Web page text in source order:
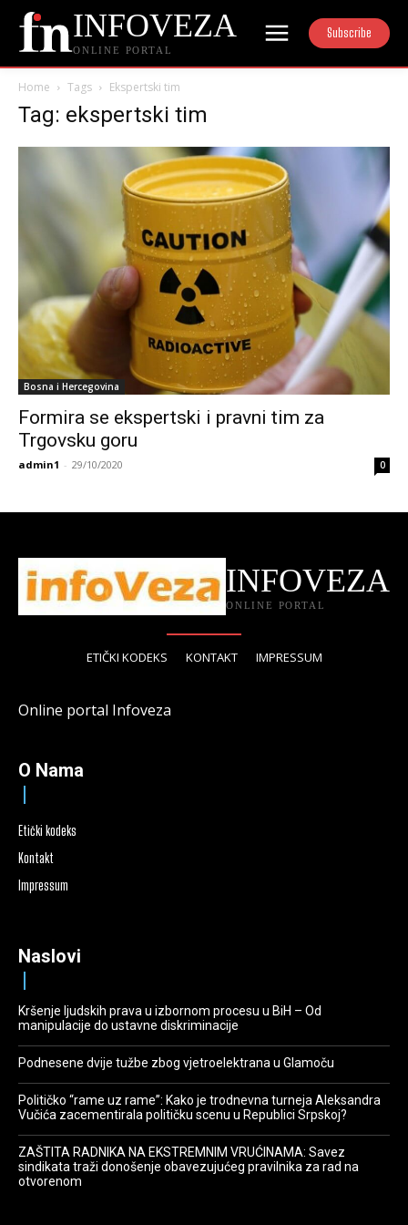
INFOVEZA
ONLINE PORTAL
Subscribe
Home Tags Ekspertski tim
Tag: ekspertski tim
Bosna i Hercegovina
Formira se ekspertski i pravni tim za
Trgovsku goru
admin1 - 29/10/2020 0
INFOVEZA
ONLINE PORTAL
ETIČKI KODEKS KONTAKT IMPRESSUM
Online portal Infoveza
O Nama
Etički kodeks
Kontakt
Impressum
Naslovi
Kršenje ljudskih prava u izbornom procesu u BiH – Od
manipulacije do ustavne diskriminacije
Podnesene dvije tužbe zbog vjetroelektrana u Glamoču
Političko “rame uz rame”: Kako je trodnevna turneja Aleksandra
Vučića zacementirala političku scenu u Republici Srpskoj?
ZAŠTITA RADNIKA NA EKSTREMNIM VRUĆINAMA: Savez
sindikata traži donošenje obavezujućeg pravilnika za rad na
otvorenom